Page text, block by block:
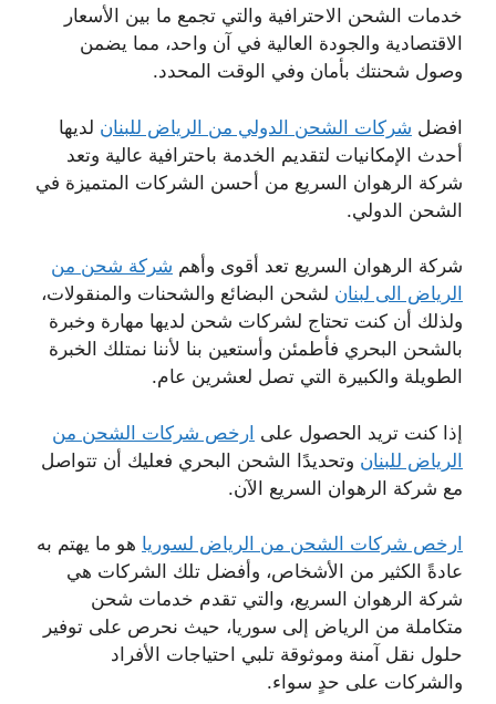
خدمات الشحن الاحترافية والتي تجمع ما بين الأسعار
الاقتصادية والجودة العالية في آن واحد، مما يضمن
وصول شحنتك بأمان وفي الوقت المحدد.
افضل شركات الشحن الدولي من الرياض للبنان لديها
أحدث الإمكانيات لتقديم الخدمة باحترافية عالية وتعد
شركة الرهوان السريع من أحسن الشركات المتميزة في
الشحن الدولي.
شركة الرهوان السريع تعد أقوى وأهم شركة شحن من
الرياض الى لبنان لشحن البضائع والشحنات والمنقولات،
ولذلك أن كنت تحتاج لشركات شحن لديها مهارة وخبرة
بالشحن البحري فأطمئن وأستعين بنا لأننا نمتلك الخبرة
الطويلة والكبيرة التي تصل لعشرين عام.
إذا كنت تريد الحصول على ارخص شركات الشحن من
الرياض للبنان وتحديدًا الشحن البحري فعليك أن تتواصل
مع شركة الرهوان السريع الآن.
ارخص شركات الشحن من الرياض لسوريا هو ما يهتم به
عادةً الكثير من الأشخاص، وأفضل تلك الشركات هي
شركة الرهوان السريع، والتي تقدم خدمات شحن
متكاملة من الرياض إلى سوريا، حيث نحرص على توفير
حلول نقل آمنة وموثوقة تلبي احتياجات الأفراد
والشركات على حدٍ سواء.